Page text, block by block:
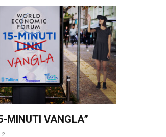
MINUTI VANGLA”
2